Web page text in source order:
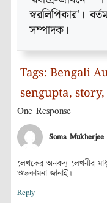
স্বরলিপিকার'।
সম্পাদক।
Tags: Bengali
sengupta, story,
One Response
Soma Mukherjee
লেখকের অনবদ্য লেখনীর
শুভকামনা জানাই।
Reply